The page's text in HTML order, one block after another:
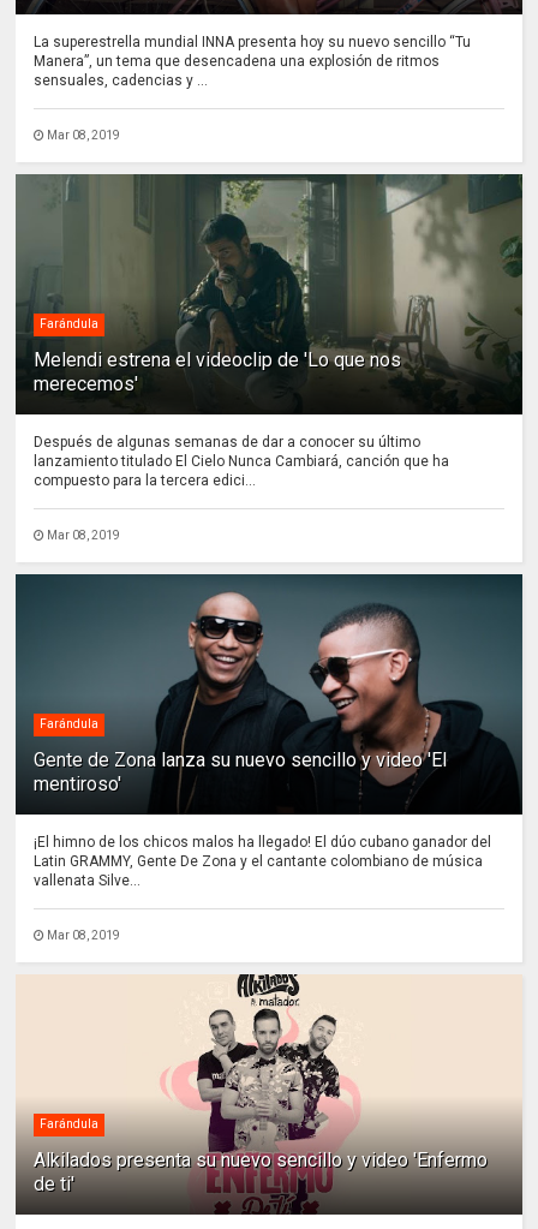
La superestrella mundial INNA presenta hoy su nuevo sencillo “Tu
Manera”, un tema que desencadena una explosión de ritmos
sensuales, cadencias y ...
Mar 08, 2019
Farándula
Melendi estrena el videoclip de 'Lo que nos
merecemos'
Después de algunas semanas de dar a conocer su último
lanzamiento titulado El Cielo Nunca Cambiará, canción que ha
compuesto para la tercera edici...
Mar 08, 2019
Farándula
Gente de Zona lanza su nuevo sencillo y video 'El
mentiroso'
¡El himno de los chicos malos ha llegado! El dúo cubano ganador del
Latin GRAMMY, Gente De Zona y el cantante colombiano de música
vallenata Silve...
Mar 08, 2019
Farándula
Alkilados presenta su nuevo sencillo y video 'Enfermo
de ti'